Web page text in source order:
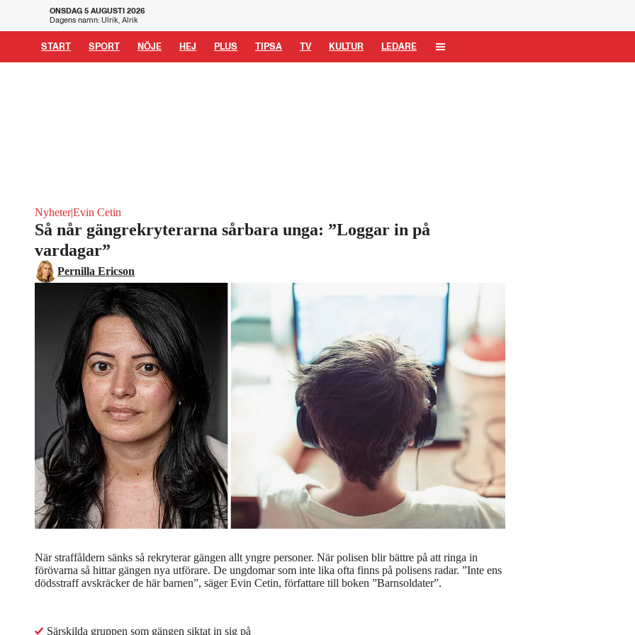
ONSDAG 5 AUGUSTI 2026
Dagens namn: Ulrik, Alrik
START SPORT NÖJE HEJ PLUS TIPSA TV KULTUR LEDARE
Nyheter|Evin Cetin
Så når gängrekryterarna sårbara unga: ”Loggar in på
vardagar”
Pernilla Ericson
När straffåldern sänks så rekryterar gängen allt yngre personer. När polisen blir bättre på att ringa in
förövarna så hittar gängen nya utförare. De ungdomar som inte lika ofta finns på polisens radar. ”Inte ens
dödsstraff avskräcker de här barnen”, säger Evin Cetin, författare till boken ”Barnsoldater”.
Särskilda gruppen som gängen siktat in sig på